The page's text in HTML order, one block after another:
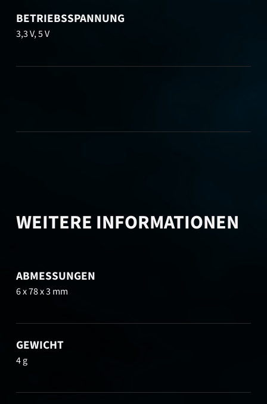
BETRIEBSSPANNUNG
3,3 V, 5 V
WEITERE INFORMATIONEN
ABMESSUNGEN
6 x 78 x 3 mm
GEWICHT
4 g